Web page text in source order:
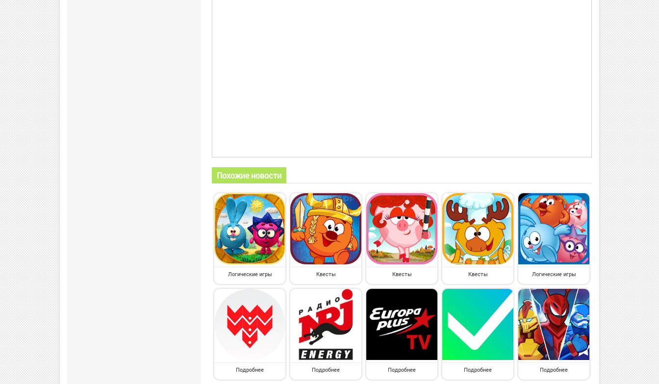
Похожие новости
Логические игры Квесты Квесты Квесты Логические игры
Подробнее Подробнее Подробнее Подробнее Подробнее